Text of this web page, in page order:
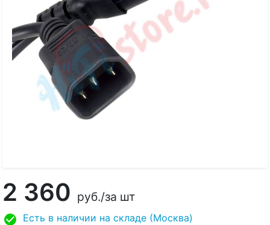
2 360 руб./за шт
Есть в наличии на складе (Москва)